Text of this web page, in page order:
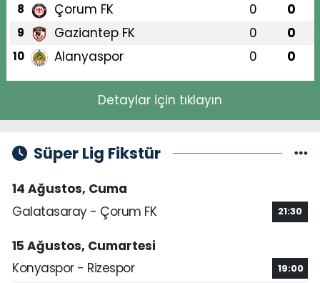
8 Çorum FK 0 0
9 Gaziantep FK 0 0
10 Alanyaspor 0 0
Detaylar için tıklayın
Süper Lig Fikstür
14 Ağustos, Cuma
Galatasaray - Çorum FK
21:30
15 Ağustos, Cumartesi
Konyaspor - Rizespor
19:00